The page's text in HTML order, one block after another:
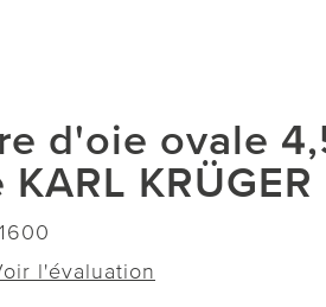
d'oie ovale
KRÜGER
l'évaluation